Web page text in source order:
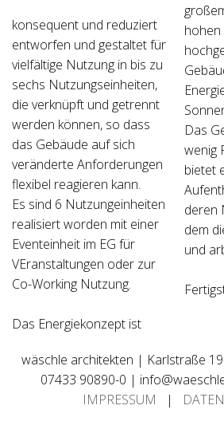
konsequent und reduziert
entworfen und gestaltet für
vielfältige Nutzung in bis zu
sechs Nutzungseinheiten,
die verknüpft und getrennt
werden können, so dass
das Gebäude auf sich
veränderte Anforderungen
flexibel reagieren kann.
Es sind 6 Nutzungeinheiten
realisiert worden mit einer
Eventeinheit im EG für
VEranstaltungen oder zur
Co-Working Nutzung.
Das Energiekonzept ist
hohen
Das
wenig
bietet
deren
dem
und
wäschle architekten | Karlstraße
07433 90890-0 |
IMPRESSUM |